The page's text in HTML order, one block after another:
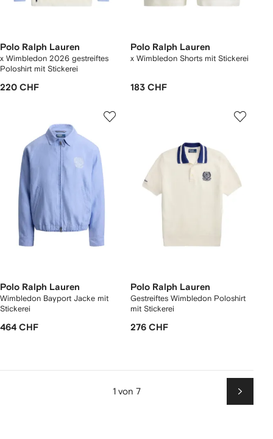
Polo Ralph Lauren
x Wimbledon 2026 gestreiftes
Poloshirt mit Stickerei
220 CHF
Polo Ralph Lauren
x Wimbledon Shorts mit Stickerei
183 CHF
Polo Ralph Lauren
Wimbledon Bayport Jacke mit
Stickerei
464 CHF
Polo Ralph Lauren
Gestreiftes Wimbledon Poloshirt
mit Stickerei
276 CHF
1 von 7
Weiter